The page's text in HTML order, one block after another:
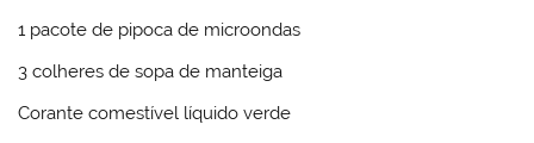
1 pacote de pipoca de microondas
3 colheres de sopa de manteiga
Corante comestível líquido verde